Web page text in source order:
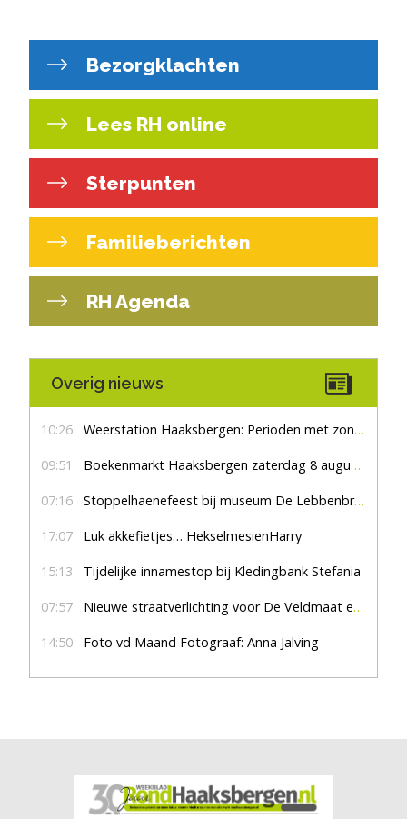
Bezorgklachten
Lees RH online
Sterpunten
Familieberichten
RH Agenda
Overig nieuws
10:26 Weerstation Haaksbergen: Perioden met zon en droog
09:51 Boekenmarkt Haaksbergen zaterdag 8 augustus, marktplein Haaksbergen
07:16 Stoppelhaenefeest bij museum De Lebbenbrugge
17:07 Luk akkefietjes… HekselmesienHarry
15:13 Tijdelijke innamestop bij Kledingbank Stefania
07:57 Nieuwe straatverlichting voor De Veldmaat en De Pas
14:50 Foto vd Maand Fotograaf: Anna Jalving